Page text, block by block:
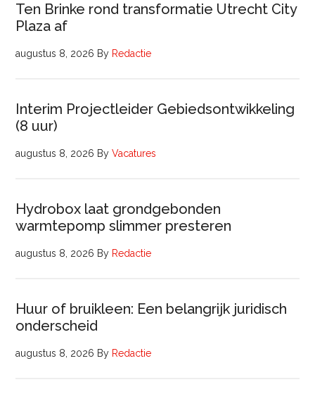
Ten Brinke rond transformatie Utrecht City
Plaza af
augustus 8, 2026 By Redactie
Interim Projectleider Gebiedsontwikkeling
(8 uur)
augustus 8, 2026 ByVacatures
Hydrobox laat grondgebonden
warmtepomp slimmer presteren
augustus 8, 2026 By Redactie
Huur of bruikleen: Een belangrijk juridisch
onderscheid
augustus 8, 2026 By Redactie